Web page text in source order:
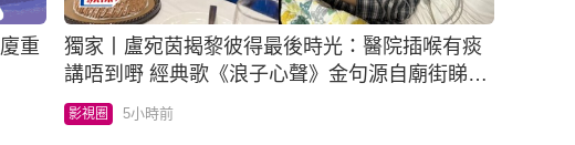
獨家丨盧宛茵揭黎彼得最後時光：醫院插喉有痰
講唔到嘢 經典歌《浪子心聲》金句源自廟街睇相
佬
影視圈 5小時前